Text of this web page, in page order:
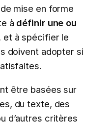
mise en forme
à définir une ou
et à spécifier le
doivent adopter si
être basées sur
du texte, des
d’autres critères